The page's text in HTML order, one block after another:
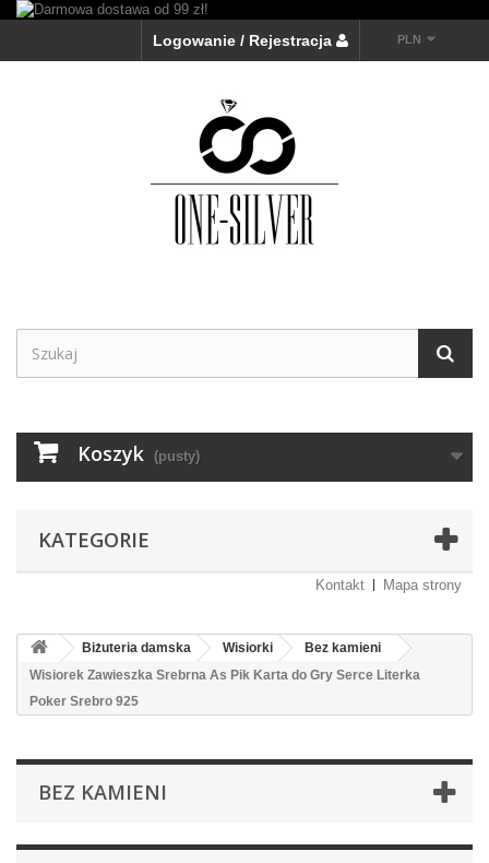
PLN
Logowanie / Rejestracja
Koszyk (pusty)
KATEGORIE
Kontakt Mapa strony
Biżuteria damska Wisiorki
Bez kamieni
Wisiorek Zawieszka Srebrna As Pik Karta do Gry Serce Literka
Poker Srebro 925
BEZ KAMIENI